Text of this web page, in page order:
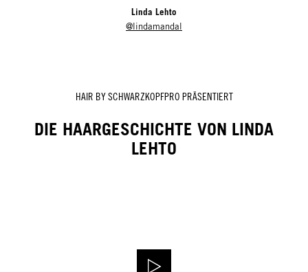
Linda Lehto
@lindamandal
HAIR BY SCHWARZKOPFPRO PRÄSENTIERT
DIE HAARGESCHICHTE VON LINDA
LEHTO